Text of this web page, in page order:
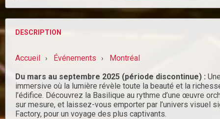
DESCRIPTION
Accueil › Événements ›
Montréal
Du mars au septembre 2025 (période discontinue) :
immersive où la lumière révèle toute la beauté et la
l’édifice. Découvrez la Basilique au rythme d’une œuvre
sur mesure, et laissez-vous emporter par l’univers visuel
Factory, pour un voyage des plus captivants.